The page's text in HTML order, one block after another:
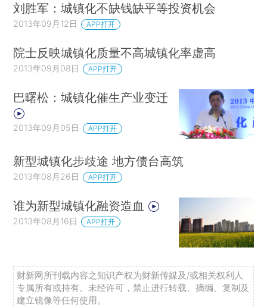
刘胜军：城镇化不缺钱缺平等投资机会
2013年09月12日 APP打开
院士反映城镇化质量不高城镇化率虚高
2013年09月08日 APP打开
巴曙松：城镇化催生产业变迁
2013年09月05日 APP打开
新型城镇化步歧途 地方债台高筑
2013年08月26日 APP打开
谁为新型城镇化融资造血
2013年08月16日 APP打开
财新网所刊载内容之知识产权为财新传媒及/或相关权利人
专属所有或持有。未经许可，禁止进行转载、摘编、复制及
建立镜像等任何使用。